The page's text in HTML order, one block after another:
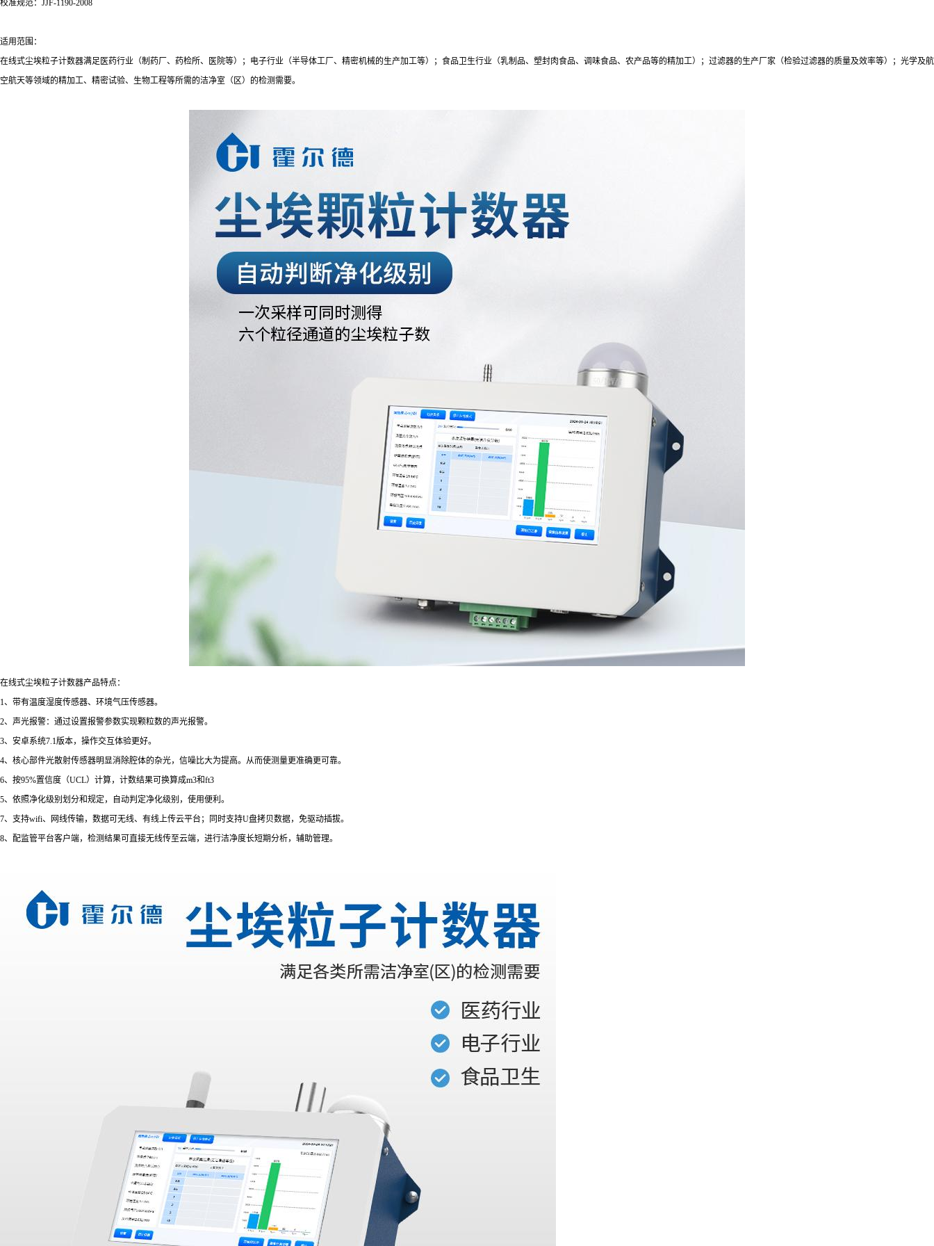
校准规范：JJF-1190-2008
适用范围：
在线式尘埃粒子计数器满足医药行业（制药厂、药检所、医院等）；电子行业（半导体工厂、精密机械的生产加工等）；食品卫生行业（乳制品、塑封肉食品、调味食品、农产品等的精加工）；过滤器的生产厂家（检验过滤器的质量及效率等）；光学及航
空航天等领域的精加工、精密试验、生物工程等所需的洁净室（区）的检测需要。
在线式尘埃粒子计数器产品特点：
1、带有温度湿度传感器、环境气压传感器。
2、声光报警：通过设置报警参数实现颗粒数的声光报警。
3、安卓系统7.1版本，操作交互体验更好。
4、核心部件光散射传感器明显消除腔体的杂光，信噪比大为提高。从而使测量更准确更可靠。
6、按95%置信度（UCL）计算，计数结果可换算成m3和ft3
5、依照净化级别划分和规定，自动判定净化级别，使用便利。
7、支持wifi、网线传输，数据可无线、有线上传云平台；同时支持U盘拷贝数据，免驱动插拔。
8、配监管平台客户端，检测结果可直接无线传至云端，进行洁净度长短期分析，辅助管理。